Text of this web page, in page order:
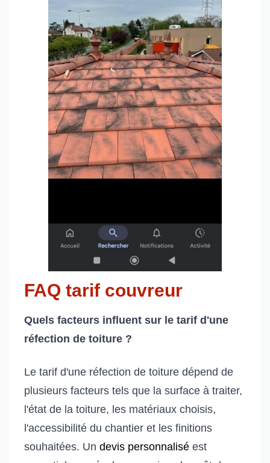
FAQ tarif couvreur
Quels facteurs influent sur le tarif d'une
réfection de toiture ?
Le tarif d'une réfection de toiture dépend de
plusieurs facteurs tels que la surface à traiter,
l'état de la toiture, les matériaux choisis,
l'accessibilité du chantier et les finitions
souhaitées. Un devis personnalisé est